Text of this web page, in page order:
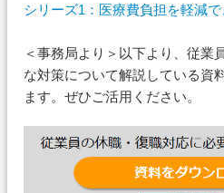
シリーズ1：医療費負担を軽減
＜事務局より＞以下より、従業
な対策について解説している資
ます。ぜひご活用ください。